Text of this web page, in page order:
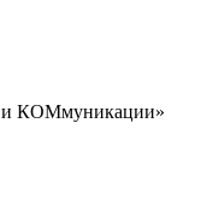
КОМмуникации»